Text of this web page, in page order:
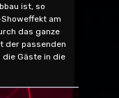
ist, so
am
das ganze
der passenden
die Gäste in die